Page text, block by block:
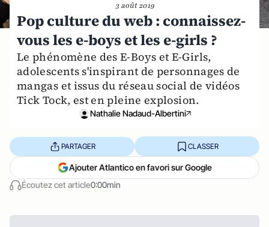
3 août 2019
Pop culture du web : connaissez-
vous les e-boys et les e-girls ?
Le phénomène des E-Boys et E-Girls,
adolescents s'inspirant de personnages de
mangas et issus du réseau social de vidéos
Tick Tock, est en pleine explosion.
Nathalie Nadaud-Albertini
Écoutez cet article0:00min
PARTAGER CLASSER
Ajouter Atlantico en favori sur Google